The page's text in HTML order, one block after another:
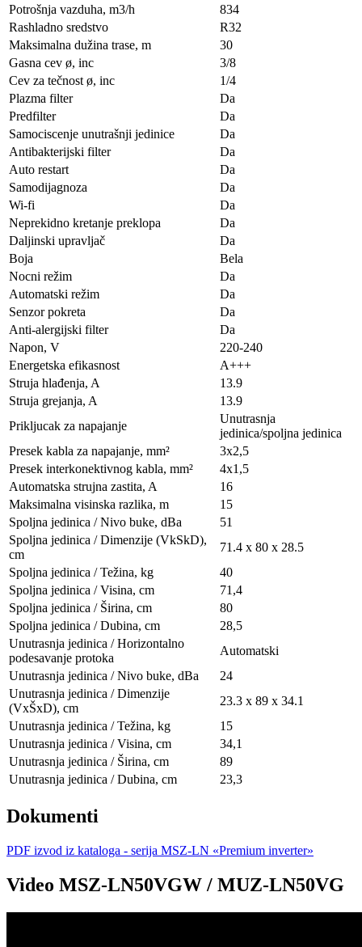
Potrošnja vazduha, m3/h
834
Rashladno sredstvo
R32
Maksimalna dužina trase, m
30
Gasna cev ø, inc
3/8
Cev za tečnost ø, inc
1/4
Plazma filter
Da
Predfilter
Da
Samociscenje unutrašnji jedinice
Da
Antibakterijski filter
Da
Auto restart
Da
Samodijagnoza
Da
Wi-fi
Da
Neprekidno kretanje preklopa
Da
Daljinski upravljač
Da
Boja
Bela
Nocni režim
Da
Automatski režim
Da
Senzor pokreta
Da
Anti-alergijski filter
Da
Napon, V
220-240
Energetska efikasnost
A+++
Struja hlađenja, A
13.9
Struja grejanja, A
13.9
Prikljucak za napajanje
Unutrasnja
jedinica/spoljna jedinica
Presek kabla za napajanje, mm²
3х2,5
Presek interkonektivnog kabla, mm²
4х1,5
Automatska strujna zastita, A
16
Maksimalna visinska razlika, m
15
Spoljna jedinica / Nivo buke, dBa
51
Spoljna jedinica / Dimenzije (VkSkD),
сm
71.4 x 80 x 28.5
Spoljna jedinica / Težina, kg
40
Spoljna jedinica / Visina, сm
71,4
Spoljna jedinica / Širina, сm
80
Spoljna jedinica / Dubina, сm
28,5
Unutrasnja jedinica / Horizontalno
podesavanje protoka
Automatski
Unutrasnja jedinica / Nivo buke, dBa
24
Unutrasnja jedinica / Dimenzije
(VxŠxD), сm
23.3 x 89 x 34.1
Unutrasnja jedinica / Težina, kg
15
Unutrasnja jedinica / Visina, сm
34,1
Unutrasnja jedinica / Širina, сm
89
Unutrasnja jedinica / Dubina, сm
23,3
Dokumenti
PDF izvod iz kataloga - serija MSZ-LN «Premium inverter»
Video MSZ-LN50VGW / MUZ-LN50VG